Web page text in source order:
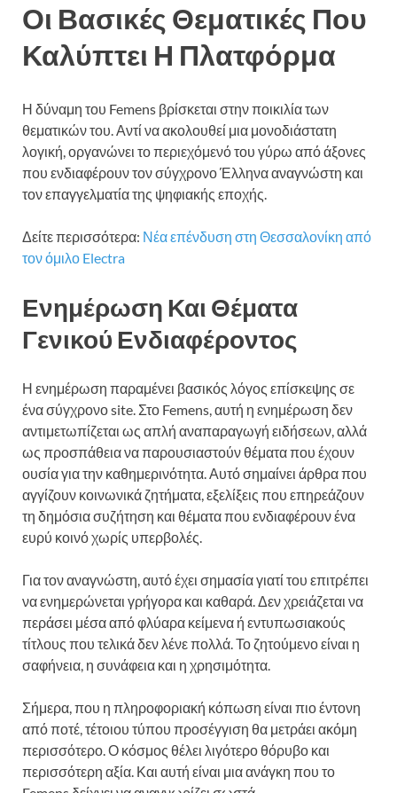
Οι Βασικές Θεματικές Που
Καλύπτει Η Πλατφόρμα
Η δύναμη του Femens βρίσκεται στην ποικιλία των
θεματικών του. Αντί να ακολουθεί μια μονοδιάστατη
λογική, οργανώνει το περιεχόμενό του γύρω από άξονες
που ενδιαφέρουν τον σύγχρονο Έλληνα αναγνώστη και
τον επαγγελματία της ψηφιακής εποχής.
Δείτε περισσότερα: Νέα επένδυση στη Θεσσαλονίκη από
τον όμιλο Electra
Ενημέρωση Και Θέματα
Γενικού Ενδιαφέροντος
Η ενημέρωση παραμένει βασικός λόγος επίσκεψης σε
ένα σύγχρονο site. Στο Femens, αυτή η ενημέρωση δεν
αντιμετωπίζεται ως απλή αναπαραγωγή ειδήσεων, αλλά
ως προσπάθεια να παρουσιαστούν θέματα που έχουν
ουσία για την καθημερινότητα. Αυτό σημαίνει άρθρα που
αγγίζουν κοινωνικά ζητήματα, εξελίξεις που επηρεάζουν
τη δημόσια συζήτηση και θέματα που ενδιαφέρουν ένα
ευρύ κοινό χωρίς υπερβολές.
Για τον αναγνώστη, αυτό έχει σημασία γιατί του επιτρέπει
να ενημερώνεται γρήγορα και καθαρά. Δεν χρειάζεται να
περάσει μέσα από φλύαρα κείμενα ή εντυπωσιακούς
τίτλους που τελικά δεν λένε πολλά. Το ζητούμενο είναι η
σαφήνεια, η συνάφεια και η χρησιμότητα.
Σήμερα, που η πληροφοριακή κόπωση είναι πιο έντονη
από ποτέ, τέτοιου τύπου προσέγγιση θα μετράει ακόμη
περισσότερο. Ο κόσμος θέλει λιγότερο θόρυβο και
περισσότερη αξία. Και αυτή είναι μια ανάγκη που το